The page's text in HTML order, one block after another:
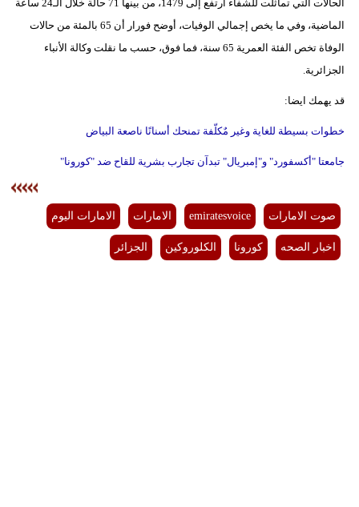
الحالات التي تماثلت للشفاء ارتفع إلى 1479، من بينها 71 حالة خلال الـ24 ساعة
الماضية، وفي ما يخص إجمالي الوفيات، أوضح فورار أن 65 بالمئة من حالات
الوفاة تخص الفئة العمرية 65 سنة، فما فوق، حسب ما نقلت وكالة الأنباء
الجزائرية.
قد يهمك ايضا:
خطوات بسيطة للغاية وغير مٌكلّفة تمنحك أسنانًا ناصعة البياض
جامعتا "أكسفورد" و"إمبريال" تبدآن تجارب بشرية للقاح ضد "كورونا"
صوت الامارات emiratesvoice الامارات الامارات اليوم
اخبار الصحه كورونا الكلوروكين الجزائر